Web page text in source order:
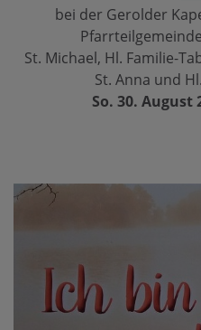
bei der Gerolder
St. Michael, Hl. Familie-
St. Anna und
So. 30. August